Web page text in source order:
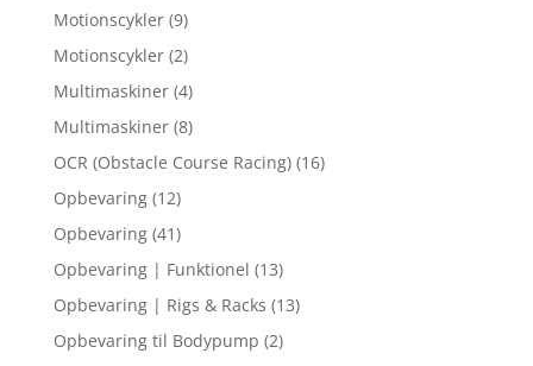
Motionscykler (9)
Motionscykler (2)
Multimaskiner (4)
Multimaskiner (8)
OCR (Obstacle Course Racing) (16)
Opbevaring (12)
Opbevaring (41)
Opbevaring | Funktionel (13)
Opbevaring | Rigs & Racks (13)
Opbevaring til Bodypump (2)